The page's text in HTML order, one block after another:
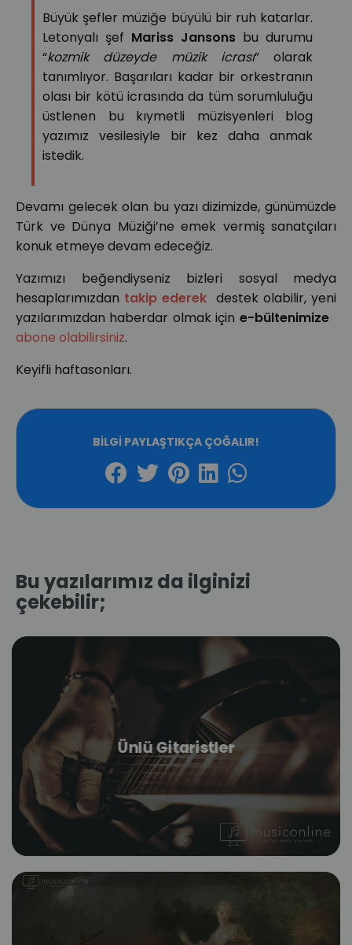
Büyük şefler müziğe büyülü bir ruh katarlar.
Letonyalı şef Mariss Jansons bu durumu
“kozmik düzeyde müzik icrası” olarak
tanımlıyor. Başarıları kadar bir orkestranın
olası bir kötü icrasında da tüm sorumluluğu
üstlenen bu kıymetli müzisyenleri blog
yazımız vesilesiyle bir kez daha anmak
istedik.
Devamı gelecek olan bu yazı dizimizde, günümüzde
Türk ve Dünya Müziği’ne emek vermiş sanatçıları
konuk etmeye devam edeceğiz.
Yazımızı beğendiyseniz bizleri sosyal medya
hesaplarımızdan takip ederek destek olabilir, yeni
yazılarımızdan haberdar olmak için e-bültenimize
abone olabilirsiniz.
Keyifli haftasonları.
BILGI PAYLAŞTIKÇA ÇOĞALIR!
Bu yazılarımız da ilginizi
çekebilir;
Ünlü Gitaristler